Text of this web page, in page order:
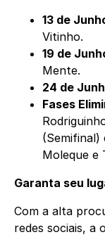
13 de
Vitinho.
19 de
Mente.
24 de
Fases
(Semifinal)
Moleque e
Garanta seu
Com a alta
redes sociais, a